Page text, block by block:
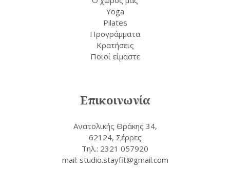
Yoga
Pilates
Προγράμματα
Κρατήσεις
Ποιοί είμαστε
Επικοινωνία
Ανατολικής Θράκης 34,
62124, Σέρρες
Τηλ.: 2321 057920
mail: studio.stayfit@gmail.com